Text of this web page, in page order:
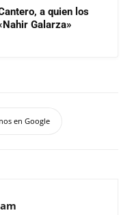
a quien los
Galarza»
en Google